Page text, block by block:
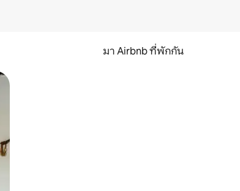
มา Airbnb ที่พักกัน